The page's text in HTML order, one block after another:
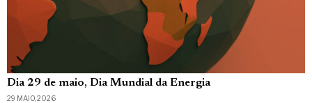
Dia 29 de maio, Dia Mundial da Energia
29 MAIO, 2026